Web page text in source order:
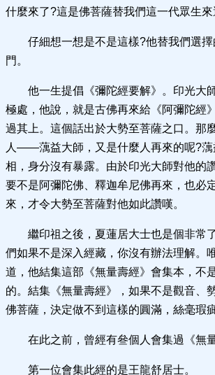
什麼來了?這是佛菩薩替我們這一代眾生來
仔細想一想是不是這樣?他替我們選
門。
他一生提倡《彌陀經要解》。印光大
極處，他說，就是古佛再來給《阿彌陀經
過其上。這個話出於大勢至菩薩之口。那
人——蕅益大師，又是什麼人再來的呢?蕅
相，身分沒有暴露。由於印光大師對他的
要不是阿彌陀佛、釋迦牟尼佛再來，也必
來，才令大勢至菩薩對他如此讚嘆。
繼印祖之後，夏蓮居大士也是個非常
們如果不是深入經藏，你沒有辦法理解。
道，他結集這部《無量壽經》會集本，不
的。結集《無量壽經》，如果不是觀音、
佛菩薩，決定做不到這樣的圓滿，絲毫瑕
在此之前，曾經有叄個人會集過《無
第一位會集此經的是王龍舒居士。